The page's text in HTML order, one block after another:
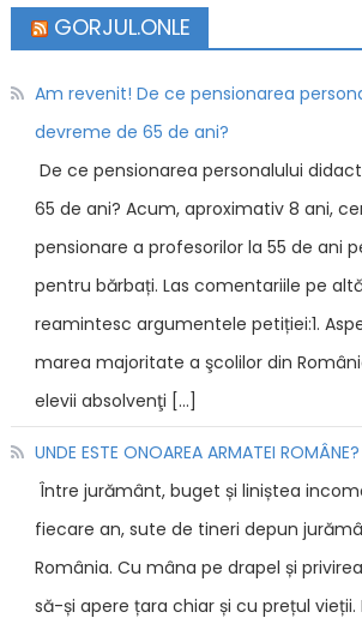
GORJUL.ONLE
Am revenit! De ce pensionarea
devreme de 65 de ani?
De ce pensionarea personalului
65 de ani? Acum, aproximativ 8 ani,
pensionare a profesorilor la 55 de ani
pentru bărbați. Las comentariile pe
reamintesc argumentele petiției:1.
marea majoritate a şcolilor din
elevii absolvenţi […]
UNDE ESTE ONOAREA ARMATEI ROMÂNE?
Între jurământ, buget și liniștea
fiecare an, sute de tineri depun
România. Cu mâna pe drapel și
să-și apere țara chiar și cu prețul vieții.